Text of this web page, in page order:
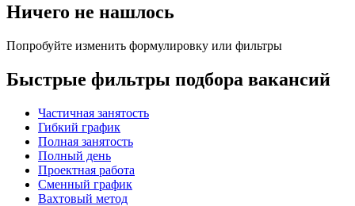
Ничего не нашлось
Попробуйте изменить формулировку или фильтры
Быстрые фильтры подбора вакансий
Частичная занятость
Гибкий график
Полная занятость
Полный день
Проектная работа
Сменный график
Вахтовый метод